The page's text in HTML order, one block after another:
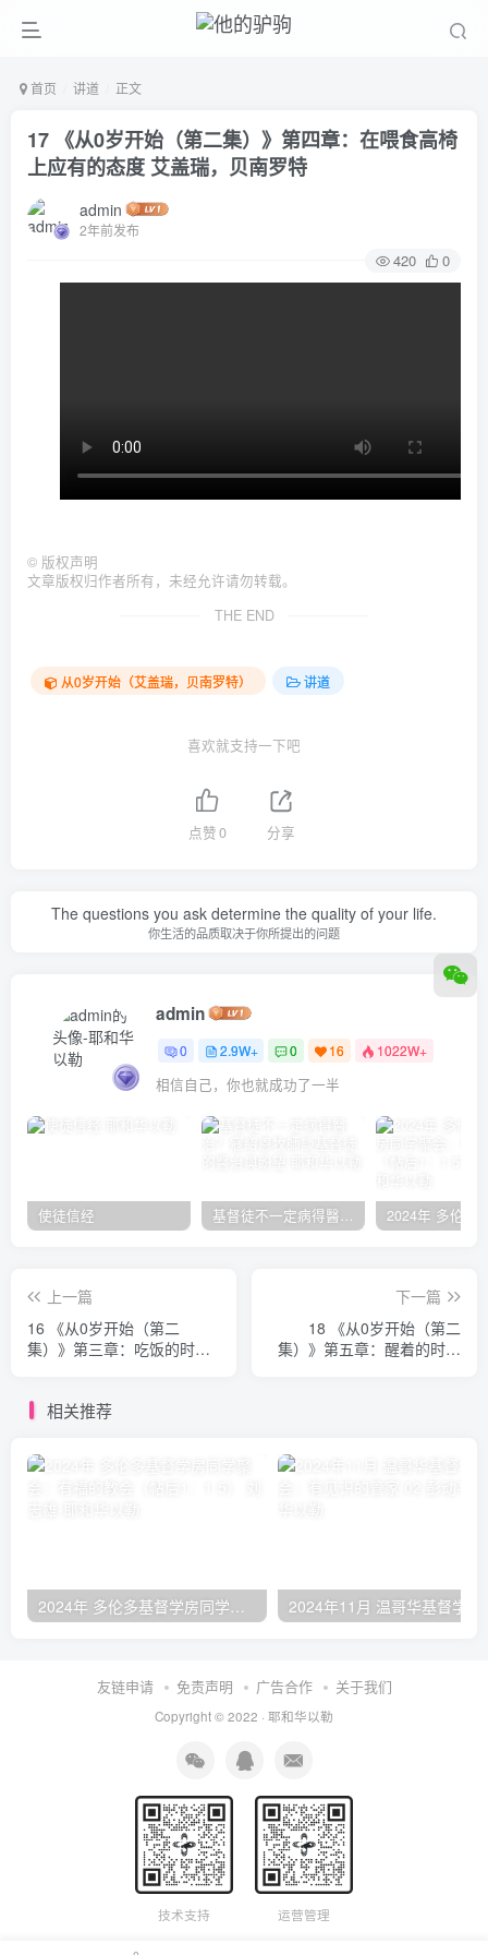
首页 讲道 正文
17 《从0岁开始（第二集）》第四章：在喂食高椅
上应有的态度 艾盖瑞，贝南罗特
admin
2年前发布
420 0
© 版权声明
文章版权归作者所有，未经允许请勿转载。
THE END
从0岁开始（艾盖瑞，贝南罗特） 讲道
喜欢就支持一下吧
点赞0 分享
The questions you ask determine the quality of your life.
你生活的品质取决于你所提出的问题
admin
0 2.9W+ 0 16 1022W+
相信自己，你也就成功了一半
使徒信经 基督徒不一定病得醫治？寇紹恩牧師談基督徒的醫治與盼望
上一篇
16 《从0岁开始（第二
集）》第三章：吃饭的时候
下一篇
18 《从0岁开始（第二
集）》第五章：醒着的时段
相关推荐
2024年 多伦多基督学房同学聚会：有福的教会（帖后1：1-5） 刘志雄
友链申请 免责声明 广告合作 关于我们
Copyright © 2022 · 耶和华以勒
技术支持 运营管理